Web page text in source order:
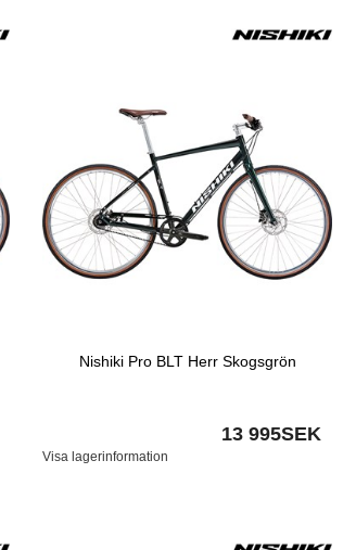
Nishiki Pro BLT Herr Skogsgrön
13 995SEK
Visa lagerinformation